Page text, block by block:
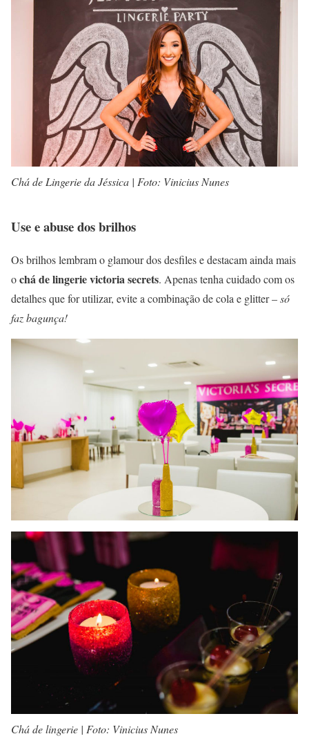
Chá de Lingerie da Jéssica | Foto: Vinicius Nunes
Use e abuse dos brilhos
Os brilhos lembram o glamour dos desfiles e destacam ainda mais
ochá de lingerie victoria secrets. Apenas tenha cuidado com os
detalhes que for utilizar, evite a combinação de cola e glitter –só
faz bagunça!
Chá de lingerie | Foto: Vinicius Nunes